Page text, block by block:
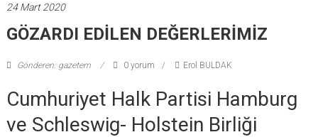
24 Mart 2020
GÖZARDI EDİLEN DEĞERLERİMİZ
Gönderen: gazetem 0 yorum Erol BULDAK
Cumhuriyet Halk Partisi Hamburg
ve Schleswig- Holstein Birliği